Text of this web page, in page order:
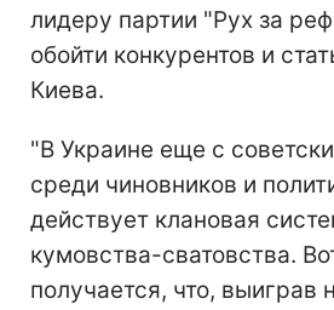
лидеру партии "Рух за
обойти конкурентов и
Киева.
"В Украине еще с
среди чиновников и
действует клановая
кумовства-сватовства.
получается, что, выиграв